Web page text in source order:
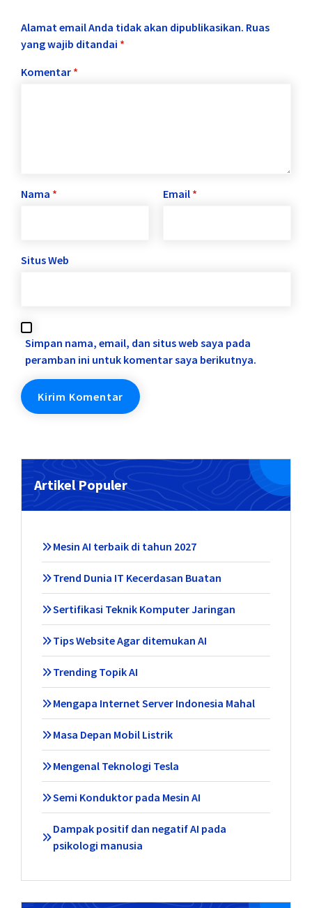
Alamat email Anda tidak akan dipublikasikan. Ruas
yang wajib ditandai *
Komentar *
Nama * Email *
Situs Web
Simpan nama, email, dan situs web saya pada
peramban ini untuk komentar saya berikutnya.
Artikel Populer
Mesin AI terbaik di tahun 2027
Trend Dunia IT Kecerdasan Buatan
Sertifikasi Teknik Komputer Jaringan
Tips Website Agar ditemukan AI
Trending Topik AI
Mengapa Internet Server Indonesia Mahal
Masa Depan Mobil Listrik
Mengenal Teknologi Tesla
Semi Konduktor pada Mesin AI
Dampak positif dan negatif AI pada
psikologi manusia